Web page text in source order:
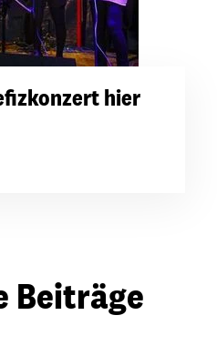
hier
Beiträge